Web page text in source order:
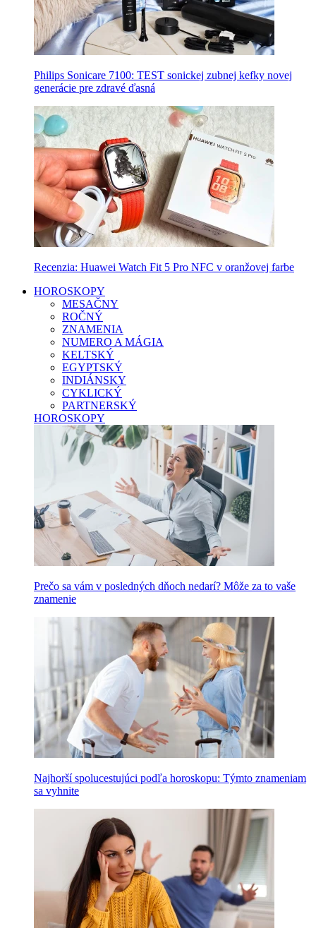
Philips Sonicare 7100: TEST sonickej zubnej kefky novej
generácie pre zdravé ďasná
Recenzia: Huawei Watch Fit 5 Pro NFC v oranžovej farbe
HOROSKOPY
MESAČNY
ROČNÝ
ZNAMENIA
NUMERO A MÁGIA
KELTSKÝ
EGYPTSKÝ
INDIÁNSKY
CYKLICKÝ
PARTNERSKÝ
HOROSKOPY
Prečo sa vám v posledných dňoch nedarí? Môže za to vaše
znamenie
Najhorší spolucestujúci podľa horoskopu: Týmto znameniam
sa vyhnite